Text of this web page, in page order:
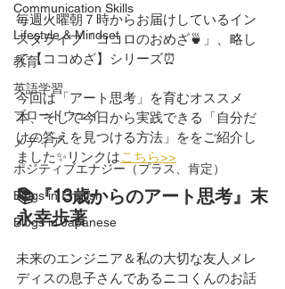
Communication Skills
Lifestyle & Mindset
教育
英語学習
ブロードウェイ
メディア
ポジティブエナジー（プラス、肯定）
Blogs in English
Blogs in Japanese
毎週火曜朝７時からお届けしているイン
スタライブ「ココロのおめざ🍵」、略し
て【ココめざ】シリーズ⏰
今回は「アート思考」を育むオススメ
本、そして今日から実践できる「自分だ
けの答えを見つける方法」ををご紹介し
ました✨リンクはこちら>>
📚『13歳からのアート思考』末
永幸歩著
未来のエンジニア＆私の大切な友人メレ
ディスの息子さんであるニコくんのお話